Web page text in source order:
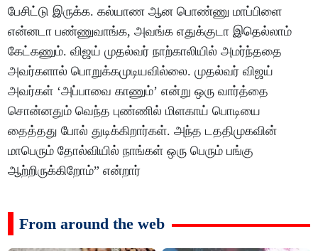
பேசிட்டு இருக்க. கல்யாண ஆன பொண்ணு மாப்பிளை
என்னடா பண்ணுவாங்க, அவங்க எதுக்குடா இதெல்லாம்
கேட்கணும். விஜய் முதல்வர் நாற்காலியில் அமர்ந்ததை
அவர்களால் பொறுக்கமுடியவில்லை. முதல்வர் விஜய்
அவர்கள் ‘அப்பாவை காணும்’ என்று ஒரு வார்த்தை
சொன்னதும் வெந்த புண்ணில் மிளகாய் பொடியை
தைத்தது போல் துடிக்கிறார்கள். அந்த டததிமுகவின்
மாபெரும் தோல்வியில் நாங்கள் ஒரு பெரும் பங்கு
ஆற்றிருக்கிறோம்” என்றார்
From around the web